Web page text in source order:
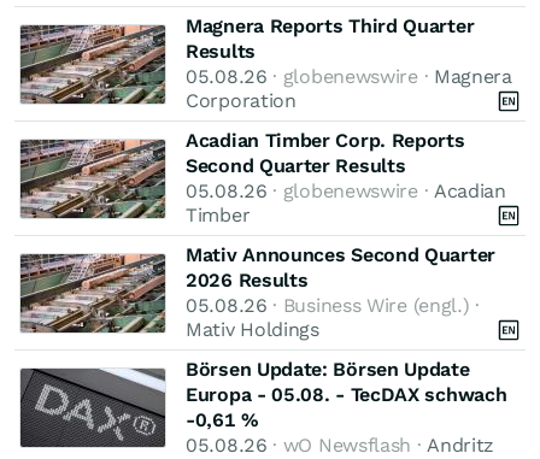
Magnera Reports Third Quarter
Results
05.08.26 · globenewswire · Magnera
Corporation
Acadian Timber Corp. Reports
Second Quarter Results
05.08.26 · globenewswire · Acadian
Timber
Mativ Announces Second Quarter
2026 Results
05.08.26 · Business Wire (engl.) ·
Mativ Holdings
Börsen Update: Börsen Update
Europa - 05.08. - TecDAX schwach
-0,61 %
05.08.26 · wO Newsflash ·Andritz